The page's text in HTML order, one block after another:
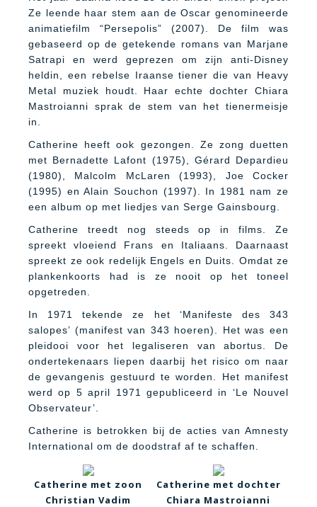
Ze leende haar stem aan de Oscar genomineerde
animatiefilm “Persepolis” (2007). De film was
gebaseerd op de getekende romans van Marjane
Satrapi en werd geprezen om zijn anti-Disney
heldin, een rebelse Iraanse tiener die van Heavy
Metal muziek houdt. Haar echte dochter Chiara
Mastroianni sprak de stem van het tienermeisje
in.
Catherine heeft ook gezongen. Ze zong duetten
met Bernadette Lafont (1975), Gérard Depardieu
(1980), Malcolm McLaren (1993), Joe Cocker
(1995) en Alain Souchon (1997). In 1981 nam ze
een album op met liedjes van Serge Gainsbourg.
Catherine treedt nog steeds op in films. Ze
spreekt vloeiend Frans en Italiaans. Daarnaast
spreekt ze ook redelijk Engels en Duits. Omdat ze
plankenkoorts had is ze nooit op het toneel
opgetreden.
In 1971 tekende ze het ‘Manifeste des 343
salopes’ (manifest van 343 hoeren). Het was een
pleidooi voor het legaliseren van abortus. De
ondertekenaars liepen daarbij het risico om naar
de gevangenis gestuurd te worden. Het manifest
werd op 5 april 1971 gepubliceerd in ‘Le Nouvel
Observateur’.
Catherine is betrokken bij de acties van Amnesty
International om de doodstraf af te schaffen.
Catherine met zoon
Christian Vadim
Catherine met dochter
Chiara Mastroianni